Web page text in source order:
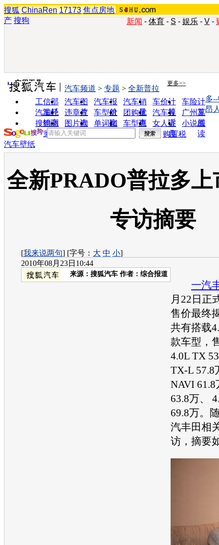
搜狐 ChinaRen 17173 焦点房地
产 搜狗 新闻 - 体育 - S - 娱乐 - V -
实用工具 更多>>
工信部
油耗
汽车图
片
汽车报
价
汽车销
量
车价计
算
车险计
算
汽车经
销商
违章查
询
车型对
比
团购优
惠
汽车投
诉
广州车
展
搜狗浏
览器
图片欣
赏
单词翻
车型查
询
女人宝
典
小说阅
读
汽车频道 > 专题 > 全新普拉
多
昂
购置税
汽车壁纸
全新PRADO普拉多
专访摘要
[我来说两句] [字号： 大 中 小]
2010年08月23日10:44
来源： 搜狐汽车 作者：综合报道
一汽
月22日正
售价最终
共有搭载
款车型，
4.0L TX
TX-L 57.8
NAVI
63.8万、
69.8万。
汽丰田相
访，摘要